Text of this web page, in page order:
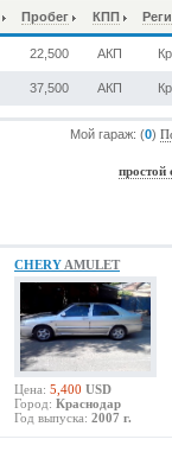
Пробег КПП
22,500 АКП
37,500 АКП
Мой гараж: (0)
простой
CHERY AMULET
Цена: 5,400 USD
Город: Краснодар
Год выпуска: 2007 г.